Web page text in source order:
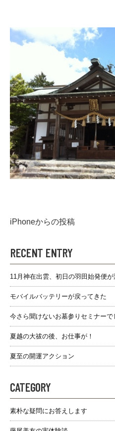
iPhoneからの投稿
RECENT ENTRY
11月神在出雲、初日の羽田始発便が
モバイルバッテリーが戻ってきた
今さら聞けないお墓参りセミナーで
夏越の大祓の後、お仕事が！
夏至の開運アクション
CATEGORY
素朴な疑問にお答えします